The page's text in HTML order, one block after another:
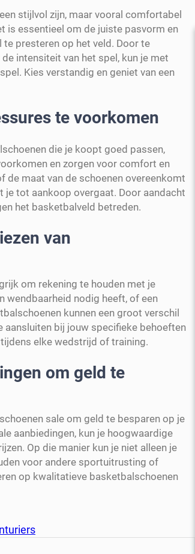
stijlvol zijn, maar vooral comfortabel
is essentieel om de juiste pasvorm en
presteren op het veld. Door te
intensiteit van het spel, kun je met
Kies verstandig en geniet van een
te voorkomen
die je koopt goed passen,
en zorgen voor comfort en
maat van de schoenen overeenkomt
tot aankoop overgaat. Door aandacht
het basketbalveld betreden.
van
om rekening te houden met je
wendbaarheid nodig heeft, of een
kunnen een groot verschil
aansluiten bij jouw specifieke behoeften
elke wedstrijd of training.
om geld te
sale om geld te besparen op je
aanbiedingen, kun je hoogwaardige
Op die manier kun je niet alleen je
voor andere sportuitrusting of
op kwalitatieve basketbalschoenen